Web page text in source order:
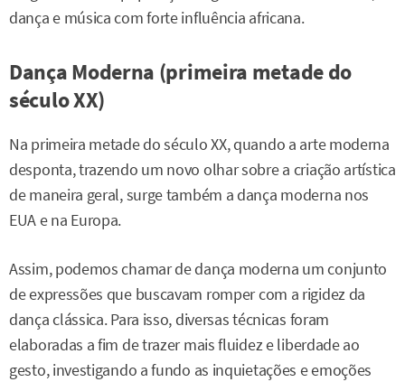
dança e música com forte influência africana.
Dança Moderna (primeira metade do
século XX)
Na primeira metade do século XX, quando a arte moderna
desponta, trazendo um novo olhar sobre a criação artística
de maneira geral, surge também a dança moderna nos
EUA e na Europa.
Assim, podemos chamar de dança moderna um conjunto
de expressões que buscavam romper com a rigidez da
dança clássica. Para isso, diversas técnicas foram
elaboradas a fim de trazer mais fluidez e liberdade ao
gesto, investigando a fundo as inquietações e emoções